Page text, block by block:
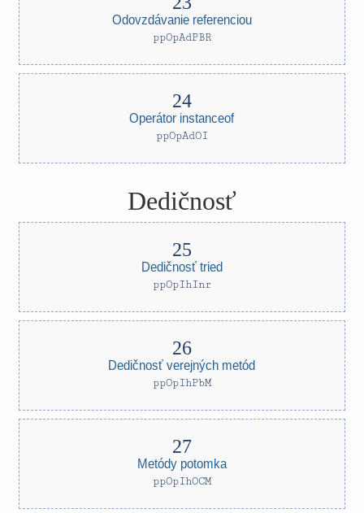
Odovzdávanie referenciou
ppOpAdPBR
Operátor instanceof
ppOpAdOI
Dedičnosť
Dedičnosť tried
ppOpIhInr
Dedičnosť verejných metód
ppOpIhPbM
Metódy potomka
ppOpIhOCM